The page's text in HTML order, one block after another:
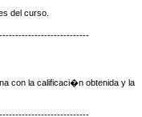
del curso.
con la calificaci�n obtenida y la